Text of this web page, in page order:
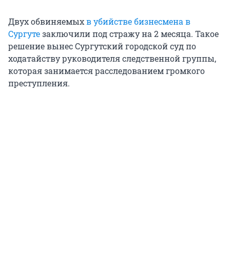
Двух обвиняемыхв убийстве бизнесмена в
Сургутезаключили под стражу на 2 месяца. Такое
решение вынес Сургутский городской суд по
ходатайству руководителя следственной группы,
которая занимается расследованием громкого
преступления.